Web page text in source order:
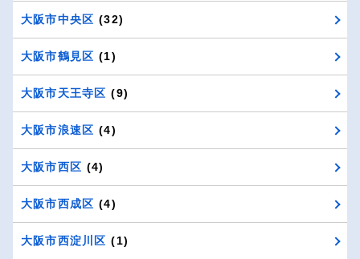
大阪市中央区 (32)
大阪市鶴見区 (1)
大阪市天王寺区 (9)
大阪市浪速区 (4)
大阪市西区 (4)
大阪市西成区 (4)
大阪市西淀川区 (1)